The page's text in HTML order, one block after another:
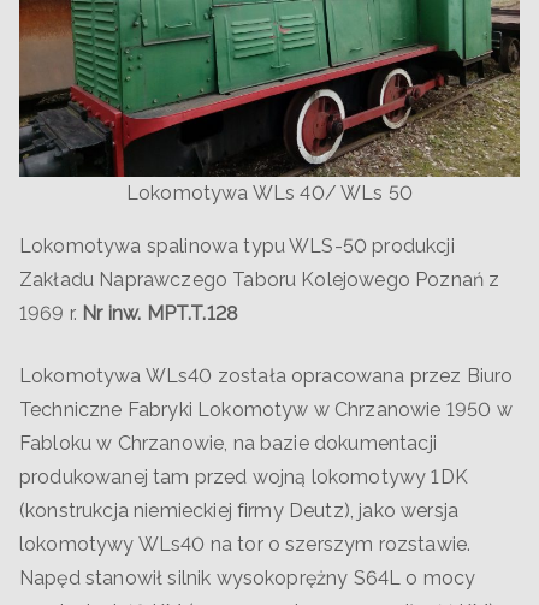
Lokomotywa WLs 40/ WLs 50
Lokomotywa spalinowa typu WLS-50 produkcji
Zakładu Naprawczego Taboru Kolejowego Poznań z
1969 r. Nr inw. MPT.T.128
Lokomotywa WLs40 została opracowana przez Biuro
Techniczne Fabryki Lokomotyw w Chrzanowie 1950 w
Fabloku w Chrzanowie, na bazie dokumentacji
produkowanej tam przed wojną lokomotywy 1DK
(konstrukcja niemieckiej firmy Deutz), jako wersja
lokomotywy WLs40 na tor o szerszym rozstawie.
Napęd stanowił silnik wysokoprężny S64L o mocy